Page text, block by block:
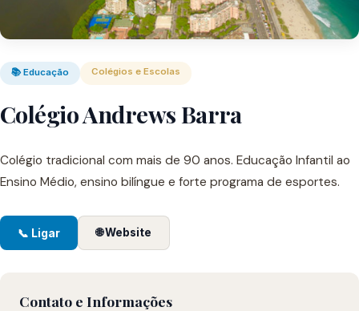
📚 Educação Colégios e Escolas
Colégio Andrews Barra
Colégio tradicional com mais de 90 anos. Educação Infantil ao
Ensino Médio, ensino bilíngue e forte programa de esportes.
📞 Ligar 🌐 Website
Contato e Informações